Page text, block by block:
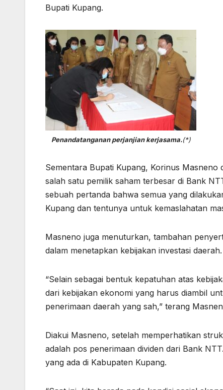
Bupati Kupang.
Penandatanganan perjanjian kerjasama.(*)
Sementara Bupati Kupang, Korinus
salah satu pemilik saham terbesar di Bank
sebuah pertanda bahwa semua yang
Kupang dan tentunya untuk kemaslahatan
Masneno juga menuturkan, tambahan
dalam menetapkan kebijakan investasi daerah.
“Selain sebagai bentuk kepatuhan atas
dari kebijakan ekonomi yang harus diambil
penerimaan daerah yang sah,” terang
Diakui Masneno, setelah memperhatikan
adalah pos penerimaan dividen dari Bank
yang ada di Kabupaten Kupang.